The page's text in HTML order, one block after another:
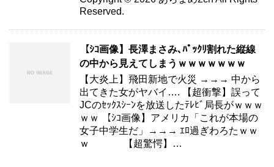
Reserved.
【ｼｺ画像】長澤まさみ､ﾊﾟｯｸﾘ割れた縦線
の中から見えてしまうｗｗｗｗｗｗｗ
【大炎上】飛田新地で火災 →→→ 中から
出てきた女がヤバイ…. 【超衝撃】誤って
JCのｾｯｸｽｼｰﾝを放送したﾃﾚﾋﾞ局長がｗｗｗ
ｗｗ 【ｼｺ画像】アメリカ「これが本場の
女子中学生だ」→→→ ｴﾛ過ぎわろたｗｗ
ｗ 【超驚愕】…